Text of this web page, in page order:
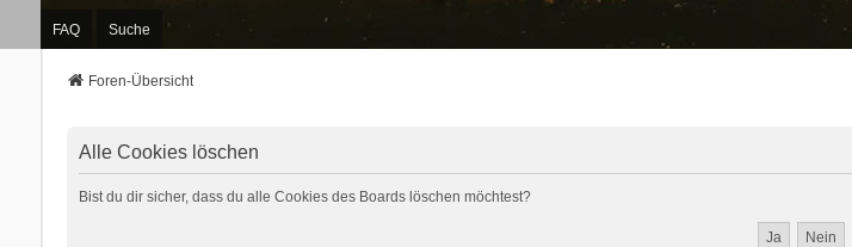
FAQ Suche
Foren-Übersicht
Alle Cookies löschen
Bist du dir sicher, dass du alle Cookies des Boards löschen möchtest?